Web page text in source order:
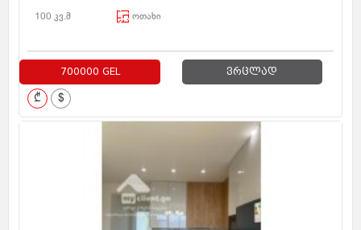
100 კვ.მ ოთახი
700000 GEL ვრცლად
₾ $